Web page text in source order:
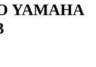
YAMAHA